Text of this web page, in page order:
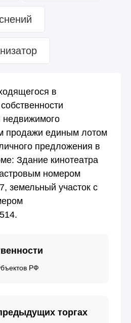
в
недвижимого
продажи единым лотом
предложения в
Здание кинотеатра
номером
земельный участок с
РФ
торгах